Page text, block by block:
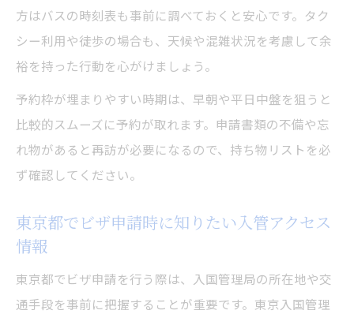
方はバスの時刻表も事前に調べておくと安心です。タク
シー利用や徒歩の場合も、天候や混雑状況を考慮して余
裕を持った行動を心がけましょう。
予約枠が埋まりやすい時期は、早朝や平日中盤を狙うと
比較的スムーズに予約が取れます。申請書類の不備や忘
れ物があると再訪が必要になるので、持ち物リストを必
ず確認してください。
東京都でビザ申請時に知りたい入管アクセス
情報
東京都でビザ申請を行う際は、入国管理局の所在地や交
通手段を事前に把握することが重要です。東京入国管理